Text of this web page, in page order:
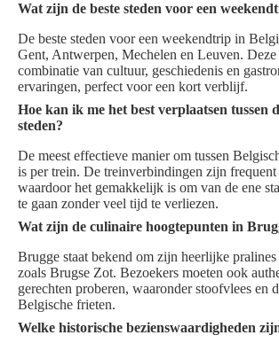
Wat zijn de beste steden voor een
De beste steden voor een weekendtrip in
Gent, Antwerpen, Mechelen en Leuven. Deze
combinatie van cultuur, geschiedenis en
ervaringen, perfect voor een kort verblijf.
Hoe kan ik me het best verplaatsen tussen
steden?
De meest effectieve manier om tussen
is per trein. De treinverbindingen zijn frequent
waardoor het gemakkelijk is om van de ene
te gaan zonder veel tijd te verliezen.
Wat zijn de culinaire hoogtepunten in
Brugge staat bekend om zijn heerlijke
zoals Brugse Zot. Bezoekers moeten ook
gerechten proberen, waaronder stoofvlees en
Belgische frieten.
Welke historische bezienswaardigheden